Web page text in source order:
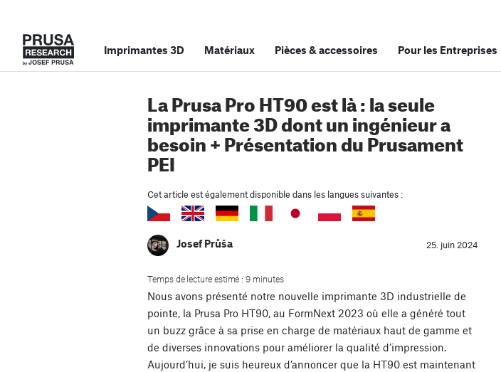
Imprimantes 3D Matériaux Pièces &accessoires Pour les Entreprises
La Prusa Pro HT90 est là : la seule
imprimante 3D dont un ingénieur a
besoin + Présentation du Prusament
PEI
Cet article est également disponible dans les langues suivantes :
Josef Průša 25. juin 2024
Temps de lecture estimé : 9 minutes
Nous avons présenté notre nouvelle imprimante 3D industrielle de
pointe, la Prusa Pro HT90, au FormNext 2023 où elle a généré tout
un buzz grâce à sa prise en charge de matériaux haut de gamme et
de diverses innovations pour améliorer la qualité d’impression.
Aujourd’hui, je suis heureux d’annoncer que la HT90 est maintenant